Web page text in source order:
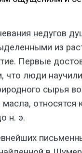
недугов
из
Первые
что люди
сырья
относятся
н. э.